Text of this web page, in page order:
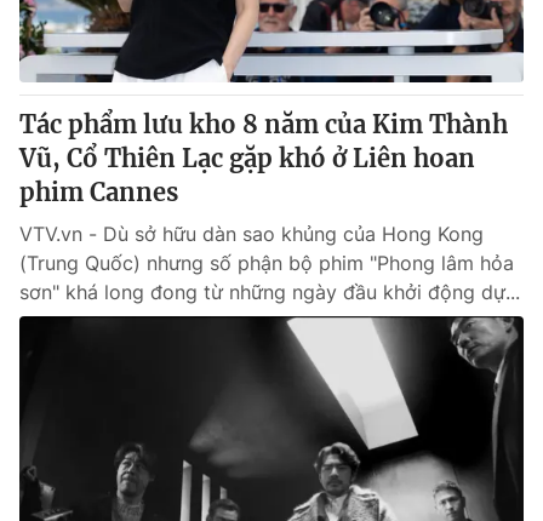
Thế giới đó đây
Câu chuyện quốc tế
Tài chính
Thị trường
Góc doanh nghiệp
Dữ liệu và đời sống
Truyền hình
Phim VTV
Hậu trường
Nhân vật
Khán giả
Giải trí
Điện ảnh
Âm nhạc
Đời sống
Du lịch
Chất lượng cuộc sống
Hitech Công nghệ tương lai
Sản phẩm
Giao lưu trực tuyến
Tác phẩm lưu kho 8 năm của Kim Thành
Vũ, Cổ Thiên Lạc gặp khó ở Liên hoan
phim Cannes
VTV.vn - Dù sở hữu dàn sao khủng của Hong Kong
(Trung Quốc) nhưng số phận bộ phim "Phong lâm hỏa
sơn" khá long đong từ những ngày đầu khởi động dự...